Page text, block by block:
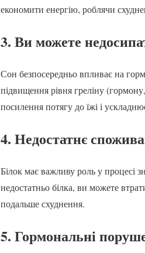
економити енергію, роблячи
3. Ви можете
Сон безпосередньо впливає на
підвищення рівня греліну
посилення потягу до їжі і
4. Недостатнє
Білок має важливу роль у процесі
недостатньо білка, ви можете
подальше схуднення.
5. Гормональні